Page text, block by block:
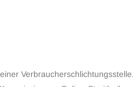
Verbraucherschlichtungsstelle.